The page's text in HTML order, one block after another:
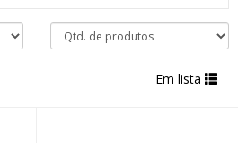
Em lista